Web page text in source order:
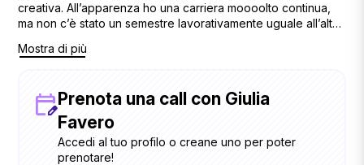
creativa. All’apparenza ho una carriera moooolto continua,
ma non c’è stato un semestre lavorativamente uguale all’altro.
insegnante di yoga, ho un golden retriver che mi porto in
Mostra di più
Prenota una call con Giulia
Favero
Accedi al tuo profilo o creane uno per poter
prenotare!